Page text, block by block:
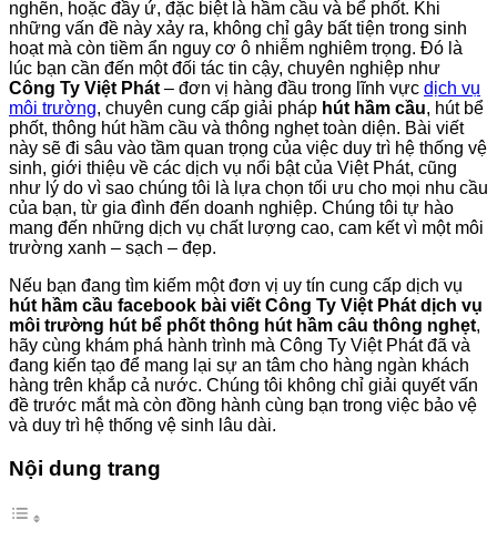
nghẽn, hoặc đầy ứ, đặc biệt là hầm cầu và bể phốt. Khi
những vấn đề này xảy ra, không chỉ gây bất tiện trong sinh
hoạt mà còn tiềm ẩn nguy cơ ô nhiễm nghiêm trọng. Đó là
lúc bạn cần đến một đối tác tin cậy, chuyên nghiệp như
Công Ty Việt Phát – đơn vị hàng đầu trong lĩnh vực dịch vụ
môi trường, chuyên cung cấp giải pháp hút hầm cầu, hút bể
phốt, thông hút hầm cầu và thông nghẹt toàn diện. Bài viết
này sẽ đi sâu vào tầm quan trọng của việc duy trì hệ thống vệ
sinh, giới thiệu về các dịch vụ nổi bật của Việt Phát, cũng
như lý do vì sao chúng tôi là lựa chọn tối ưu cho mọi nhu cầu
của bạn, từ gia đình đến doanh nghiệp. Chúng tôi tự hào
mang đến những dịch vụ chất lượng cao, cam kết vì một môi
trường xanh – sạch – đẹp.
Nếu bạn đang tìm kiếm một đơn vị uy tín cung cấp dịch vụ
hút hầm cầu facebook bài viết Công Ty Việt Phát dịch vụ
môi trường hút bể phốt thông hút hầm câu thông nghẹt,
hãy cùng khám phá hành trình mà Công Ty Việt Phát đã và
đang kiến tạo để mang lại sự an tâm cho hàng ngàn khách
hàng trên khắp cả nước. Chúng tôi không chỉ giải quyết vấn
đề trước mắt mà còn đồng hành cùng bạn trong việc bảo vệ
và duy trì hệ thống vệ sinh lâu dài.
Nội dung trang